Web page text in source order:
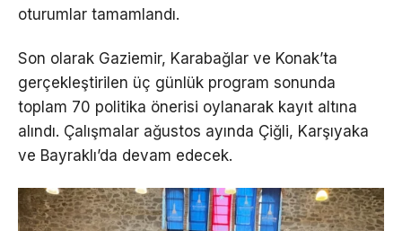
oturumlar tamamlandı.
Son olarak Gaziemir, Karabağlar ve Konak’ta
gerçekleştirilen üç günlük program sonunda
toplam 70 politika önerisi oylanarak kayıt altına
alındı. Çalışmalar ağustos ayında Çiğli, Karşıyaka
ve Bayraklı’da devam edecek.